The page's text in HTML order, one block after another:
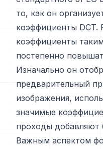
то, как он
коэффициенты DCT.
коэффициенты
постепенно
Изначально он
предварительный
изображения,
значимые
проходы добавляют
Важным аспектом